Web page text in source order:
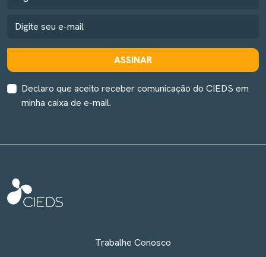
ASSINAR
Declaro que aceito receber comunicação do CIEDS em
minha caixa de e-mail.
Trabalhe Conosco